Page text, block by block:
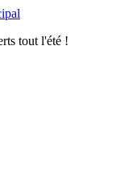
tout l'été !